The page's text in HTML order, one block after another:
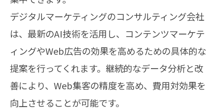
デジタルマーケティングのコンサルティング会社
は、最新のAI技術を活用し、コンテンツマーケテ
ィングやWeb広告の効果を高めるための具体的な
提案を行ってくれます。継続的なデータ分析と改
善により、Web集客の精度を高め、費用対効果を
向上させることが可能です。